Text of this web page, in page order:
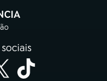
nova aba)